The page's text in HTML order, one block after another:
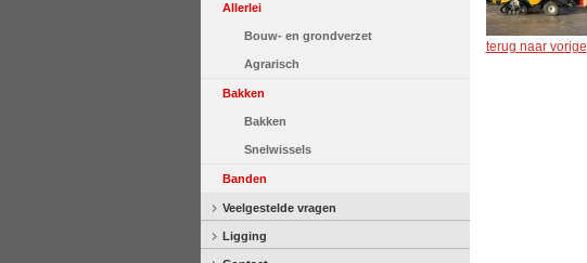
Allerlei
Bouw- en grondverzet
Agrarisch
Bakken
Bakken
Snelwissels
Banden
Veelgestelde vragen
Ligging
terug naar vorige